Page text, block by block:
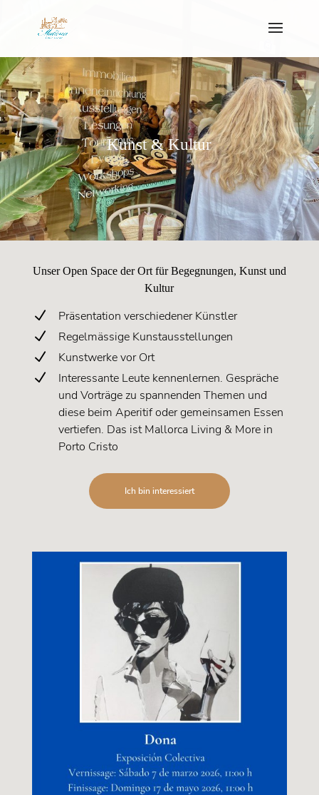
Kunst & Kultur
Unser Open Space der Ort für Begegnungen, Kunst und
Kultur
N
Präsentation verschiedener Künstler
N
Regelmässige Kunstausstellungen
N
Kunstwerke vor Ort
N
Interessante Leute kennenlernen. Gespräche
und Vorträge zu spannenden Themen und
diese beim Aperitif oder gemeinsamen Essen
vertiefen. Das ist Mallorca Living & More in
Porto Cristo
Ich bin interessiert